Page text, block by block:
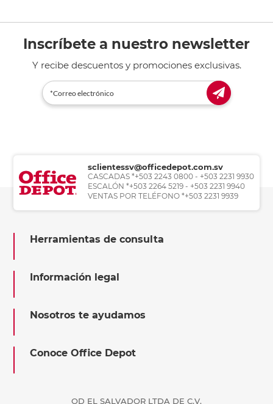
Inscríbete a nuestro newsletter
Y recibe descuentos y promociones exclusivas.
sclientessv@officedepot.com.sv
CASCADAS *+503 2243 0800 - +503 2231 9930
ESCALÓN *+503 2264 5219 - +503 2231 9940
VENTAS POR TELÉFONO *+503 2231 9939
Herramientas de consulta
Información legal
Nosotros te ayudamos
Conoce Office Depot
OD EL SALVADOR LTDA DE C.V.